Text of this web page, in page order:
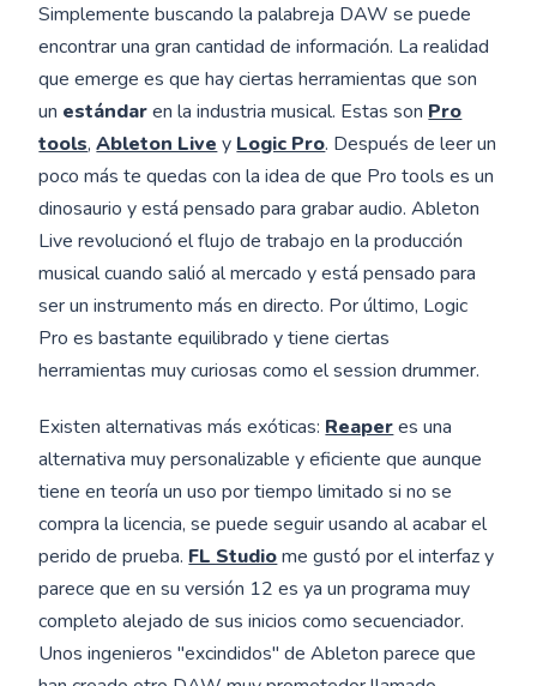
Simplemente buscando la palabreja DAW se puede
encontrar una gran cantidad de información. La realidad
que emerge es que hay ciertas herramientas que son
un estándaren la industria musical. Estas son Pro
tools,Ableton Live y Logic Pro. Después de leer un
poco más te quedas con la idea de que Pro tools es un
dinosaurio y está pensado para grabar audio. Ableton
Live revolucionó el flujo de trabajo en la producción
musical cuando salió al mercado y está pensado para
ser un instrumento más en directo. Por último, Logic
Pro es bastante equilibrado y tiene ciertas
herramientas muy curiosas como el session drummer.
Existen alternativas más exóticas: Reaperes una
alternativa muy personalizable y eficiente que aunque
tiene en teoría un uso por tiempo limitado si no se
compra la licencia, se puede seguir usando al acabar el
perido de prueba. FL Studiome gustó por el interfaz y
parece que en su versión 12 es ya un programa muy
completo alejado de sus inicios como secuenciador.
Unos ingenieros "excindidos" de Ableton parece que